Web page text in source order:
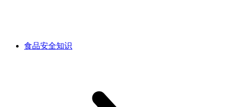
食品安全知识